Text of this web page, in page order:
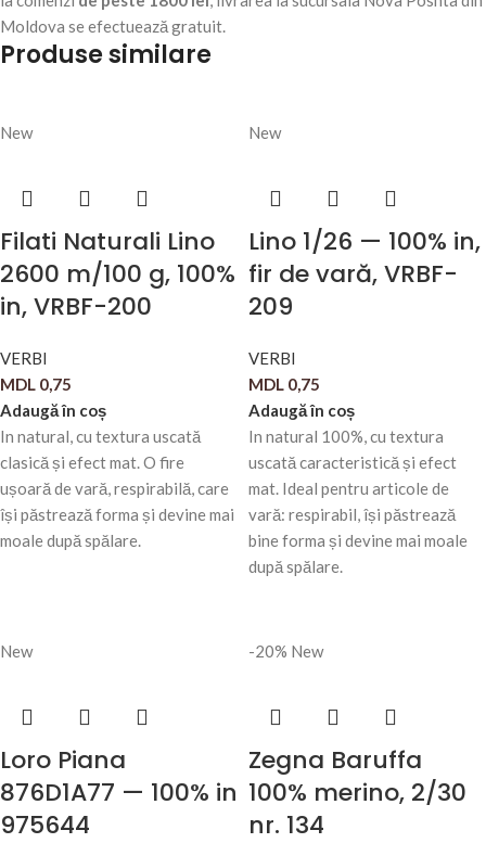
Moldova se efectuează gratuit.
Produse similare
New
Filati Naturali Lino
2600 m/100 g, 100%
in, VRBF-200
VERBI
MDL 0,75
Adaugă în coș
In natural, cu textura uscată
clasică și efect mat. O fire
ușoară de vară, respirabilă, care
își păstrează forma și devine mai
moale după spălare.
New
Lino 1/26 — 100% in,
fir de vară, VRBF-
209
VERBI
MDL 0,75
Adaugă în coș
In natural 100%, cu textura
uscată caracteristică și efect
mat. Ideal pentru articole de
vară: respirabil, își păstrează
bine forma și devine mai moale
după spălare.
New
Loro Piana
876D1A77 — 100% in
975644
-20% New
Zegna Baruffa
100% merino, 2/30
nr. 134